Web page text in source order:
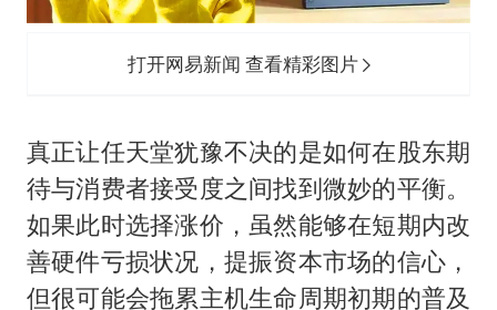
打开网易新闻 查看精彩图片
真正让任天堂犹豫不决的是如何在股东期
待与消费者接受度之间找到微妙的平衡。
如果此时选择涨价，虽然能够在短期内改
善硬件亏损状况，提振资本市场的信心，
但很可能会拖累主机生命周期初期的普及